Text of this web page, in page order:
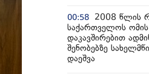
00:58
2008 წლის
საქართველოს
დაკავშირებით
შენობებზე
დაეშვა